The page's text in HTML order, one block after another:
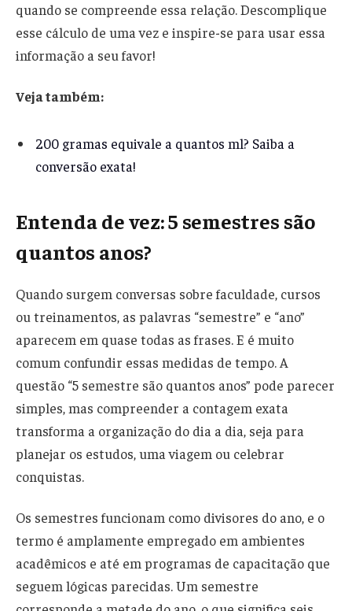
quando se compreende essa relação. Descomplique
esse cálculo de uma vez e inspire-se para usar essa
informação a seu favor!
Veja também:
200 gramas equivale a quantos ml? Saiba a
conversão exata!
Entenda de vez: 5 semestres são
quantos anos?
Quando surgem conversas sobre faculdade, cursos
ou treinamentos, as palavras “semestre” e “ano”
aparecem em quase todas as frases. E é muito
comum confundir essas medidas de tempo. A
questão “5 semestre são quantos anos” pode parecer
simples, mas compreender a contagem exata
transforma a organização do dia a dia, seja para
planejar os estudos, uma viagem ou celebrar
conquistas.
Os semestres funcionam como divisores do ano, e o
termo é amplamente empregado em ambientes
acadêmicos e até em programas de capacitação que
seguem lógicas parecidas. Um semestre